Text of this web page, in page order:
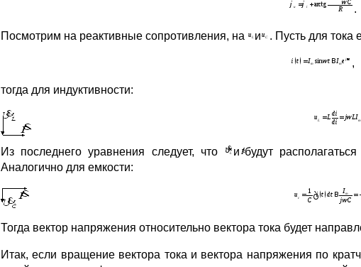
.
Посмотрим на реактивные сопротивления, на и . Пусть для тока
,
тогда для индуктивности:
Из последнего уравнения следует, что и будут
Аналогично для емкости:
Тогда вектор напряжения относительно вектора тока будет
Итак, если вращение вектора тока и вектора напряжения по